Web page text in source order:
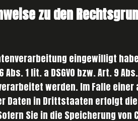
zu den
eingewilligt
Abs. 1 lit. a DSGVO bzw. Art. 9
verarbeitet werden. Im Falle
Daten in Drittstaaten erfolgt
Sofern Sie in die Speicherung